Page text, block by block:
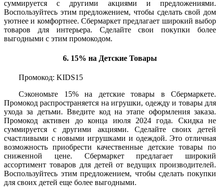
суммируется с другими акциями и предложениями.
Воспользуйтесь этим предложением, чтобы сделать свой дом
уютнее и комфортнее. Сбермаркет предлагает широкий выбор
товаров для интерьера. Сделайте свои покупки более
выгодными с этим промокодом.
6. 15% на Детские Товары
Промокод: KIDS15
Сэкономьте 15% на детские товары в Сбермаркете.
Промокод распространяется на игрушки, одежду и товары для
ухода за детьми. Введите код на этапе оформления заказа.
Промокод активен до конца июля 2024 года. Скидка не
суммируется с другими акциями. Сделайте своих детей
счастливыми с новыми игрушками и одеждой. Это отличная
возможность приобрести качественные детские товары по
сниженной цене. Сбермаркет предлагает широкий
ассортимент товаров для детей от ведущих производителей.
Воспользуйтесь этим предложением, чтобы сделать покупки
для своих детей еще более выгодными.